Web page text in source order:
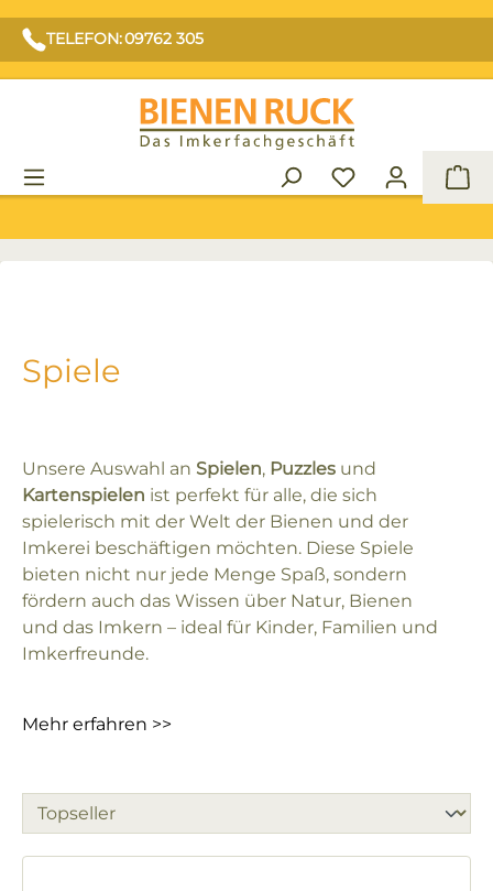
TELEFON: 09762 305
Spiele
Unsere Auswahl an Spielen, Puzzles und
Kartenspielen ist perfekt für alle, die sich
spielerisch mit der Welt der Bienen und der
Imkerei beschäftigen möchten. Diese Spiele
bieten nicht nur jede Menge Spaß, sondern
fördern auch das Wissen über Natur, Bienen
und das Imkern – ideal für Kinder, Familien und
Imkerfreunde.
Mehr erfahren >>